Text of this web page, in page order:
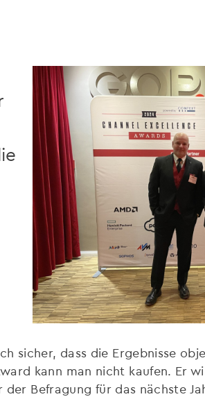
sicher, dass die Ergebnisse
kann man nicht kaufen. Er
Befragung für das nächste